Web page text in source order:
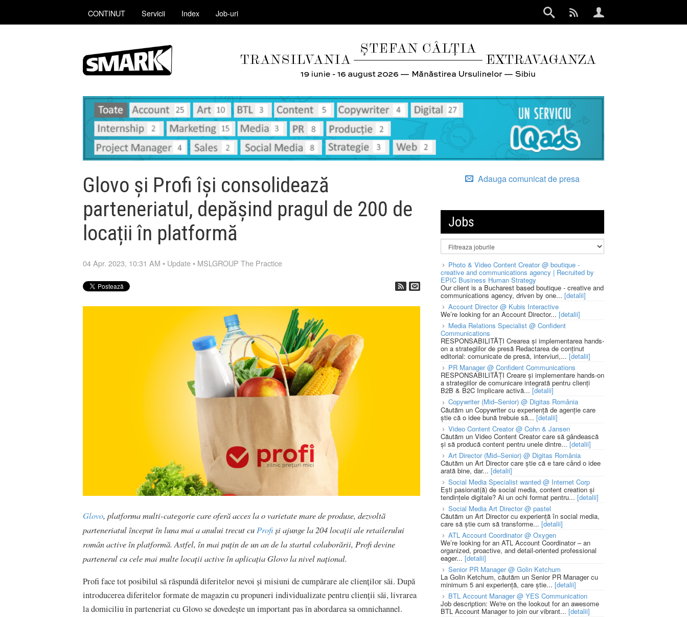
CONTINUT Servicii Index Job-uri
Glovo și Profi își consolidează
parteneriatul, depășind pragul de 200 de
locații în platformă
04 Apr. 2023, 10:31 AM • Update • MSLGROUP The Practice
Glovo, platforma multi-categorie care oferă acces la o varietate mare de produse, dezvoltă
parteneriatul început în luna mai a anului trecut cu Profiși ajunge la 204 locații ale retailerului
român active în platformă. Astfel, în mai puțin de un an de la startul colaborării, Profi devine
partenerul cu cele mai multe locații active în aplicația Glovo la nivel național.
Profi face tot posibilul să răspundă diferitelor nevoi și misiuni de cumpărare ale clienților săi. După
introducerea diferitelor formate de magazin cu propuneri individualizate pentru clienții săi, livrarea
la domiciliu în parteneriat cu Glovo se dovedește un important pas în abordarea sa omnichannel.
Adauga comunicat de presa
Jobs
Photo & Video Content Creator @ boutique -
creative and communications agency | Recruited by
EPIC Business Human Strategy
Our client is a Bucharest based boutique - creative and
communications agency, driven by one... [detalii]
Account Director @ Kubis Interactive
We’re looking for an Account Director... [detalii]
Media Relations Specialist @ Confident
Communications
RESPONSABILITĂȚI Crearea și implementarea hands-
on a strategiilor de presă Redactarea de conținut
editorial: comunicate de presă, interviuri,... [detalii]
PR Manager @ Confident Communications
RESPONSABILITĂȚI Creare și implementare hands-on
a strategiilor de comunicare integrată pentru clienți
B2B & B2C Implicare activă... [detalii]
Copywriter (Mid–Senior) @ Digitas România
Căutăm un Copywriter cu experiență de agenție care
știe că o idee bună trebuie să... [detalii]
Video Content Creator @ Cohn & Jansen
Căutăm un Video Content Creator care să gândească
și să producă content pentru unele dintre...[detalii]
Art Director (Mid–Senior) @ Digitas România
Căutăm un Art Director care știe că e tare când o idee
arată bine, dar... [detalii]
Social Media Specialist wanted @ Internet Corp
Ești pasionat(ă) de social media, content creation și
tendințele digitale? Ai un ochi format pentru... [detalii]
Social Media Art Director @ pastel
Căutăm un Art Director cu experiență în social media,
care să știe cum să transforme... [detalii]
ATL Account Coordinator @ Oxygen
We’re looking for an ATL Account Coordinator – an
organized, proactive, and detail-oriented professional
eager... [detalii]
Senior PR Manager @ Golin Ketchum
La Golin Ketchum, căutăm un Senior PR Manager cu
minimum 5 ani experiență, care știe... [detalii]
BTL Account Manager @ YES Communication
Job description: We're on the lookout for an awesome
BTL Account Manager to join our vibrant... [detalii]